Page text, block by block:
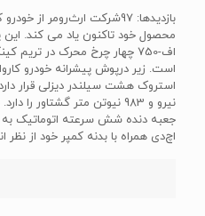
بازدیدها: 97شرکت ارث‌رومر از
محصول خود تاکنون یاد می کند. این
نیرو و 983 نیوتن متر گشتاور
جعبه دنده شش سرعته اتوماتیک
اچ‌دی همراه با بدنه کمپر خود از نظر